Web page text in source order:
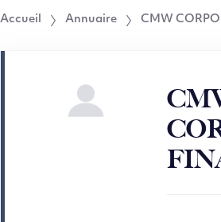
Accueil Annuaire CMW